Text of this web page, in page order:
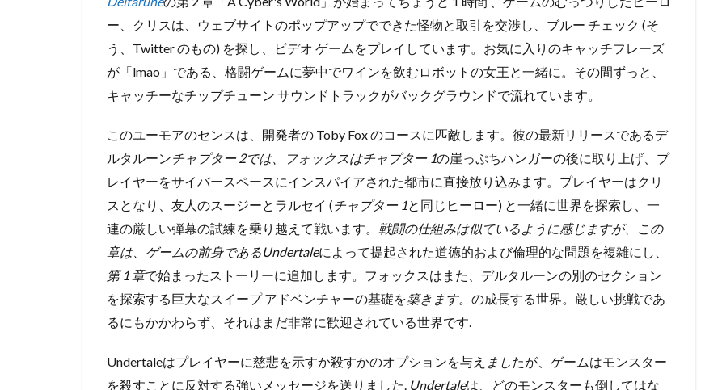
ー、クリスは、ウェブサイトのポップアップでできた怪物と取引を交渉し、ブルー チェック (そ
う、Twitter のもの) を探し、ビデオ ゲームをプレイしています。お気に入りのキャッチフレーズ
が「lmao」である、格闘ゲームに夢中でワインを飲むロボットの女王と一緒に。 その間ずっと、
キャッチーなチップチューン サウンドトラックがバックグラウンドで流れています。
このユーモアのセンスは、開発者の Toby Fox のコースに匹敵します。 彼の最新リリースであるデ
ルタルーンチャプター 2では、フォックスはチャプター 1の崖っぷちハンガーの後に取り上げ、 プ
レイヤーをサイバースペースにインスパイアされた都市に直接放り込みます。 プレイヤーはクリ
スとなり、友人のスージーとラルセイ (チャプター 1と同じヒーロー) と一緒に世界を探索し、一
連の厳しい弾幕の試練を乗り越えて戦います。
戦闘の仕組みは似ているように感じますが、この
章は、ゲームの前身であるUndertaleによって提起された道徳的および倫理的な問題を複雑にし、
第 1 章で始まったストーリーに追加し ます。 フォックスはまた、デルタルーンの別のセクション
を探索する巨大なスイープ アドベンチャーの基礎を築きます。 の成長する世界。 厳しい挑戦であ
るにもかかわらず、それはまだ非常に歓迎されている世界です.
Undertaleはプレイヤーに慈悲を示すか殺すかのオプションを与え まし たが、ゲームはモンスター
を殺すことに反対する強いメッセージを送りました. Undertaleは、どのモンスターも倒してはな